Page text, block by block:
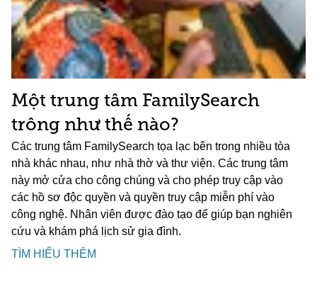
Một trung tâm FamilySearch
trông như thế nào?
Các trung tâm FamilySearch tọa lạc bên trong nhiều tòa
nhà khác nhau, như nhà thờ và thư viện. Các trung tâm
này mở cửa cho công chúng và cho phép truy cập vào
các hồ sơ độc quyền và quyền truy cập miễn phí vào
công nghệ. Nhân viên được đào tạo để giúp bạn nghiên
cứu và khám phá lịch sử gia đình.
TÌM HIỂU THÊM